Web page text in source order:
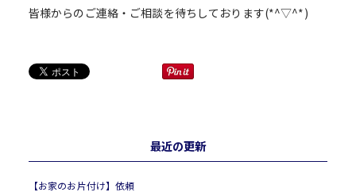
皆様からのご連絡・ご相談を待ちしております(*^▽^*)
最近の更新
【お家のお片付け】依頼